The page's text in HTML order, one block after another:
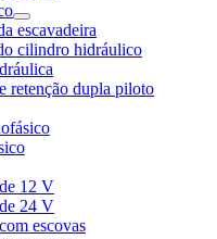
escavadeira
cilindro hidráulico
retenção dupla piloto
12 V
24 V
escovas